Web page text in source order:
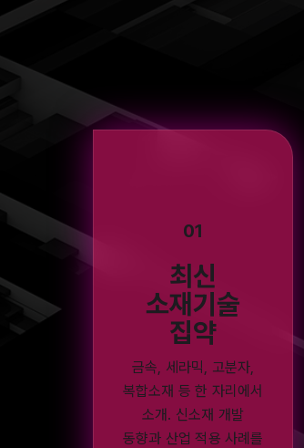
01
최신
소재기술
집약
금속, 세라믹, 고분자,
복합소재 등 한 자리에서
소개. 신소재 개발
동향과 산업 적용 사례를